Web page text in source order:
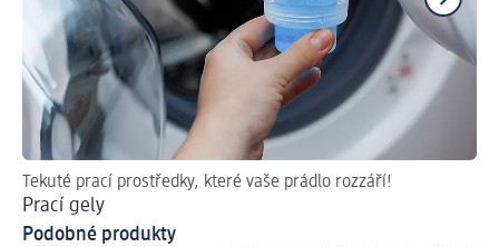
Tekuté prací prostředky, které vaše prádlo rozzáří!
Prací gely
Podobné produkty